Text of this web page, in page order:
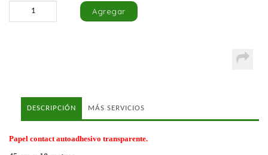
DESCRIPCIÓN MÁS SERVICIOS
Papel contact autoadhesivo transparente.